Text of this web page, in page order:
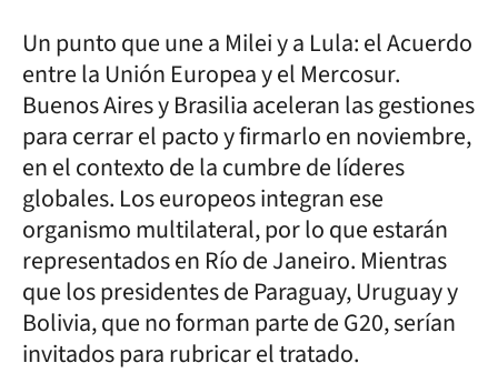
Un punto que une a Milei y a Lula: el Acuerdo
entre la Unión Europea y el Mercosur.
Buenos Aires y Brasilia aceleran las gestiones
para cerrar el pacto y firmarlo en noviembre,
en el contexto de la cumbre de líderes
globales. Los europeos integran ese
organismo multilateral, por lo que estarán
representados en Río de Janeiro. Mientras
que los presidentes de Paraguay, Uruguay y
Bolivia, que no forman parte de G20, serían
invitados para rubricar el tratado.